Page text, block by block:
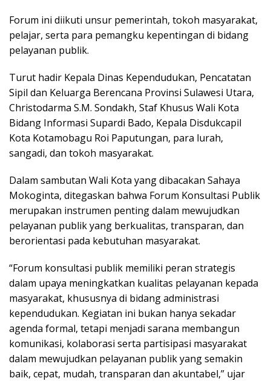
Forum ini diikuti unsur pemerintah, tokoh masyarakat,
pelajar, serta para pemangku kepentingan di bidang
pelayanan publik.
Turut hadir Kepala Dinas Kependudukan, Pencatatan
Sipil dan Keluarga Berencana Provinsi Sulawesi Utara,
Christodarma S.M. Sondakh, Staf Khusus Wali Kota
Bidang Informasi Supardi Bado, Kepala Disdukcapil
Kota Kotamobagu Roi Paputungan, para lurah,
sangadi, dan tokoh masyarakat.
Dalam sambutan Wali Kota yang dibacakan Sahaya
Mokoginta, ditegaskan bahwa Forum Konsultasi Publik
merupakan instrumen penting dalam mewujudkan
pelayanan publik yang berkualitas, transparan, dan
berorientasi pada kebutuhan masyarakat.
“Forum konsultasi publik memiliki peran strategis
dalam upaya meningkatkan kualitas pelayanan kepada
masyarakat, khususnya di bidang administrasi
kependudukan. Kegiatan ini bukan hanya sekadar
agenda formal, tetapi menjadi sarana membangun
komunikasi, kolaborasi serta partisipasi masyarakat
dalam mewujudkan pelayanan publik yang semakin
baik, cepat, mudah, transparan dan akuntabel,” ujar